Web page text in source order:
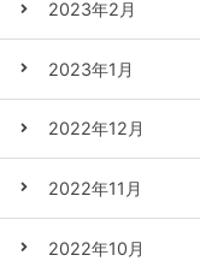
2023年2月
2023年1月
2022年12月
2022年11月
2022年10月